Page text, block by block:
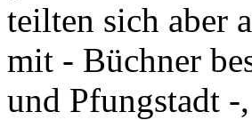
teilten sich aber
mit - Büchner
und Pfungstadt -